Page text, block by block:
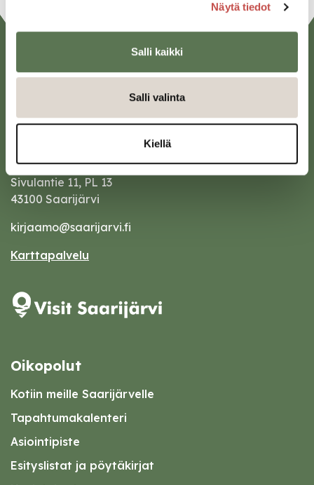
Näytä tiedot
Salli kaikki
Salli valinta
Kiellä
Saarijärven kaupunki
Sivulantie 11, PL 13
43100 Saarijärvi
kirjaamo@saarijarvi.fi
Karttapalvelu
Oikopolut
Kotiin meille Saarijärvelle
Tapahtumakalenteri
Asiointipiste
Esityslistat ja pöytäkirjat